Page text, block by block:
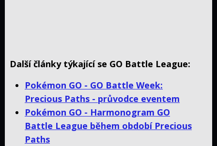
Další články týkající se GO Battle League:
Pokémon GO - GO Battle Week:
Precious Paths - průvodce eventem
Pokémon GO - Harmonogram GO
Battle League během období Precious
Paths